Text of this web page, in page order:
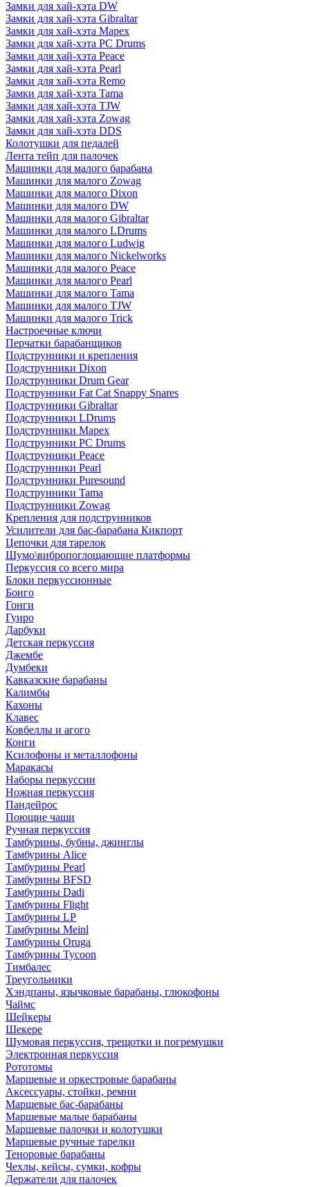
Замки для хай-хэта DW
Замки для хай-хэта Gibraltar
Замки для хай-хэта Mapex
Замки для хай-хэта PC Drums
Замки для хай-хэта Peace
Замки для хай-хэта Pearl
Замки для хай-хэта Remo
Замки для хай-хэта Tama
Замки для хай-хэта TJW
Замки для хай-хэта Zowag
Замки для хай-хэта DDS
Колотушки для педалей
Лента тейп для палочек
Машинки для малого барабана
Машинки для малого Zowag
Машинки для малого Dixon
Машинки для малого DW
Машинки для малого Gibraltar
Машинки для малого LDrums
Машинки для малого Ludwig
Машинки для малого Nickelworks
Машинки для малого Peace
Машинки для малого Pearl
Машинки для малого Tama
Машинки для малого TJW
Машинки для малого Trick
Настроечные ключи
Перчатки барабанщиков
Подструнники и крепления
Подструнники Dixon
Подструнники Drum Gear
Подструнники Fat Cat Snappy Snares
Подструнники Gibraltar
Подструнники LDrums
Подструнники Mapex
Подструнники PC Drums
Подструнники Peace
Подструнники Pearl
Подструнники Puresound
Подструнники Tama
Подструнники Zowag
Крепления для подструнников
Усилители для бас-барабана Кикпорт
Цепочки для тарелок
Шумо\вибропоглощающие платформы
Перкуссия со всего мира
Блоки перкуссионные
Бонго
Гонги
Гуиро
Дарбуки
Детская перкуссия
Джембе
Думбеки
Кавказские барабаны
Калимбы
Кахоны
Клавес
Ковбеллы и агого
Конги
Ксилофоны и металлофоны
Маракасы
Наборы перкуссии
Ножная перкуссия
Пандейрос
Поющие чаши
Ручная перкуссия
Тамбурины, бубны, джинглы
Тамбурины Alice
Тамбурины Pearl
Тамбурины BFSD
Тамбурины Dadi
Тамбурины Flight
Тамбурины LP
Тамбурины Meinl
Тамбурины Oruga
Тамбурины Tycoon
Тимбалес
Треугольники
Хэндпаны, язычковые барабаны, глюкофоны
Чаймс
Шейкеры
Шекере
Шумовая перкуссия, трещотки и погремушки
Электронная перкуссия
Рототомы
Маршевые и оркестровые барабаны
Аксессуары, стойки, ремни
Маршевые бас-барабаны
Маршевые малые барабаны
Маршевые палочки и колотушки
Маршевые ручные тарелки
Теноровые барабаны
Чехлы, кейсы, сумки, кофры
Держатели для палочек